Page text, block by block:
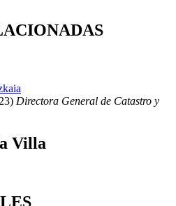
Directora General de Catastro y
Villa